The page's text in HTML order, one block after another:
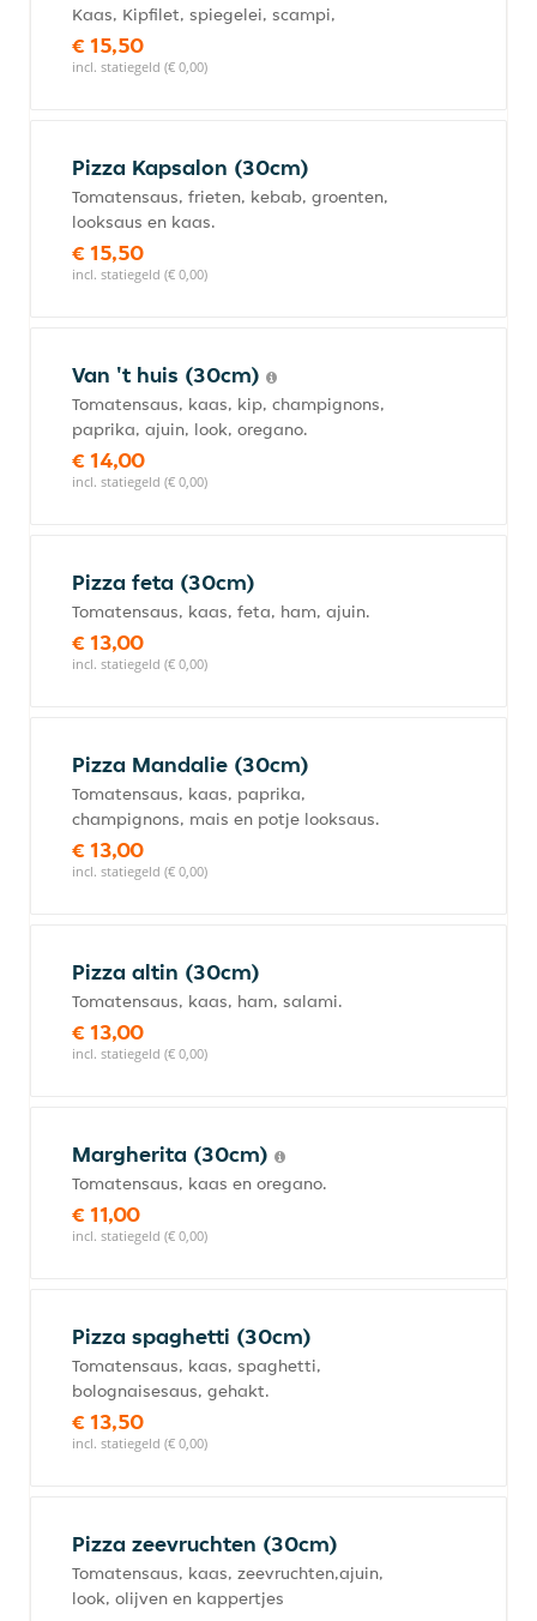
Kaas, Kipfilet, spiegelei, scampi,
€ 15,50
incl. statiegeld (€ 0,00)
Pizza Kapsalon (30cm)
Tomatensaus, frieten, kebab, groenten,
looksaus en kaas.
€ 15,50
incl. statiegeld (€ 0,00)
Van 't huis (30cm)
Tomatensaus, kaas, kip, champignons,
paprika, ajuin, look, oregano.
€ 14,00
incl. statiegeld (€ 0,00)
Pizza feta (30cm)
Tomatensaus, kaas, feta, ham, ajuin.
€ 13,00
incl. statiegeld (€ 0,00)
Pizza Mandalie (30cm)
Tomatensaus, kaas, paprika,
champignons, mais en potje looksaus.
€ 13,00
incl. statiegeld (€ 0,00)
Pizza altin (30cm)
Tomatensaus, kaas, ham, salami.
€ 13,00
incl. statiegeld (€ 0,00)
Margherita (30cm)
Tomatensaus, kaas en oregano.
€ 11,00
incl. statiegeld (€ 0,00)
Pizza spaghetti (30cm)
Tomatensaus, kaas, spaghetti,
bolognaisesaus, gehakt.
€ 13,50
incl. statiegeld (€ 0,00)
Pizza zeevruchten (30cm)
Tomatensaus, kaas, zeevruchten,ajuin,
look, olijven en kappertjes